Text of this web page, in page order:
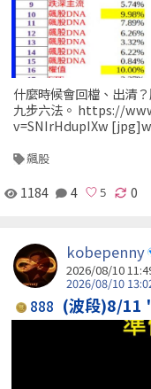
什麼時候會回檔、出清
九步六法。 https://
v=SNIrHdupIXw
飆股
1184 4 0
kobepenny
2026/08/10
2026/08/10
888 (波段)8/11